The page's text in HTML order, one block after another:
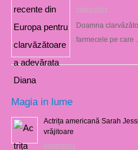
29/01/2021
Doamna
farmecele pe care …
Magia in lume
Actrița americană Sarah
vrăjitoare
03/08/2021